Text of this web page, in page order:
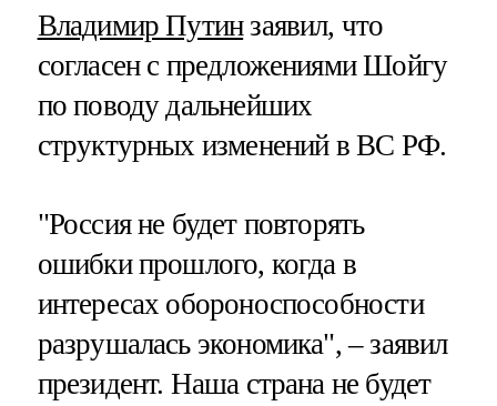
Владимир Путинзаявил, что
согласен с предложениями Шойгу
по поводу дальнейших
структурных изменений в ВС РФ.
"Россия не будет повторять
ошибки прошлого, когда в
интересах обороноспособности
разрушалась экономика", – заявил
президент. Наша страна не будет